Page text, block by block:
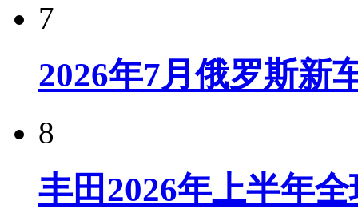
7
2026年7月俄罗斯新
8
丰田2026年上半年